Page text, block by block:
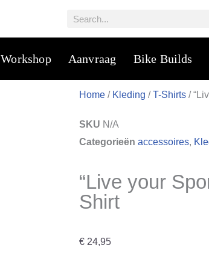
Zoeken
Workshop Aanvraag Bike Builds
Home / Kleding /T-Shirts /
SKU N/A
Categorieën accessoires,
“Live your
Shirt
€ 24,95